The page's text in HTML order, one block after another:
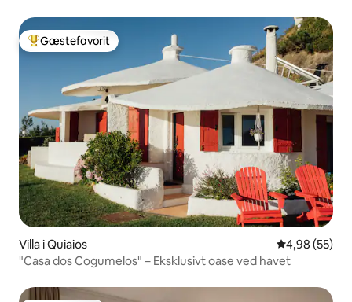
Bedste gæstefavorit
Gæstefavorit
Villa i Quiaios 4,98 ud af 5 i
4,98 (55)
"Casa dos Cogumelos" – Eksklusivt oase ved havet